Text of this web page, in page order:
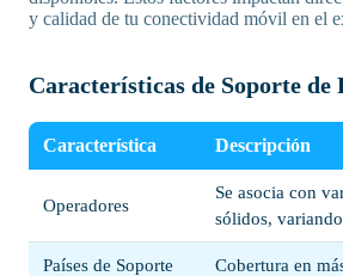
y calidad de tu conectividad móvil en el
Características de Soporte de
Característica Descripción
Operadores
Se asocia con
sólidos,
Países de Soporte Cobertura en